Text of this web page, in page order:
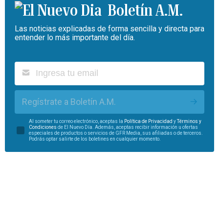
Boletín A.M.
Las noticias explicadas de forma sencilla y directa para
entender lo más importante del día.
Regístrate a Boletín A.M.
Al someter tu correo electrónico, aceptas la Política de Privacidad yTérminos y
Condiciones de El Nuevo Día. Además, aceptas recibir información u ofertas
especiales de productos o servicios de GFR Media, sus afiliadas o de terceros.
Podrás optar salirte de los boletines en cualquier momento.